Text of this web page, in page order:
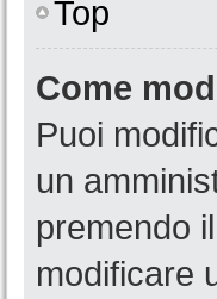
Top
Come
Puoi
un
premendo
modificare